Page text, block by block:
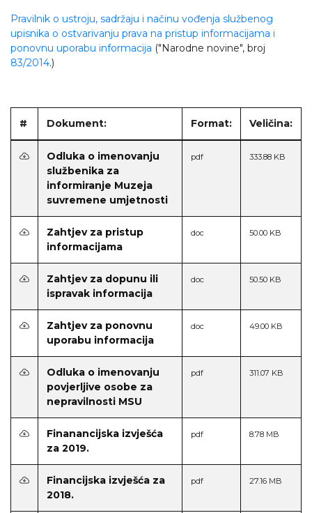
Pravilnik o ustroju, sadržaju i načinu vođenja službenog
upisnika o ostvarivanju prava na pristup informacijama i
ponovnu uporabu informacija ("Narodne novine", broj
83/2014.)
# Dokument: Format: Veličina:
Odluka o imenovanju
službenika za
informiranje Muzeja
suvremene umjetnosti
pdf 333.88 KB
Zahtjev za pristup
informacijama
doc 50.00 KB
Zahtjev za dopunu ili
ispravak informacija
doc 50.50 KB
Zahtjev za ponovnu
uporabu informacija
doc 49.00 KB
Odluka o imenovanju
povjerljive osobe za
nepravilnosti MSU
pdf 311.07 KB
Finanancijska izvješća
za 2019.
pdf 8.78 MB
Financijska izvješća za
2018.
pdf 27.16 MB